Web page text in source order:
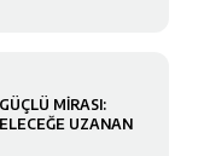
MİRASI:
UZANAN